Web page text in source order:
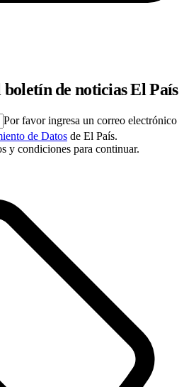
de noticias El País
Por favor ingresa un correo electrónico
de Datos de El País.
y condiciones para continuar.